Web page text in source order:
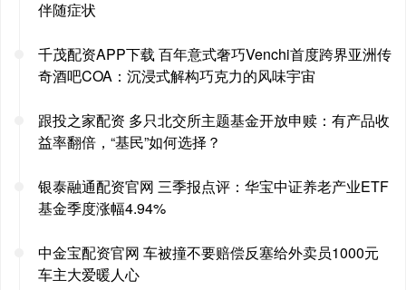
伴随症状
千茂配资APP下载 百年意式奢巧Venchi首度跨界亚洲传
奇酒吧COA：沉浸式解构巧克力的风味宇宙
跟投之家配资 多只北交所主题基金开放申赎：有产品收
益率翻倍，“基民”如何选择？
银泰融通配资官网 三季报点评：华宝中证养老产业ETF
基金季度涨幅4.94%
中金宝配资官网 车被撞不要赔偿反塞给外卖员1000元
车主大爱暖人心